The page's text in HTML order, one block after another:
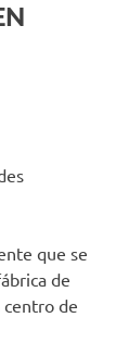
que se
de
centro de